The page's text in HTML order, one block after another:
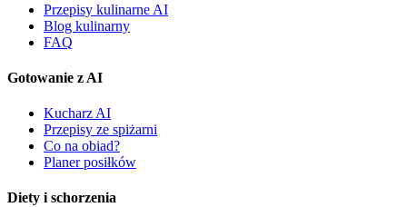
Przepisy kulinarne AI
Blog kulinarny
FAQ
Gotowanie z AI
Kucharz AI
Przepisy ze spiżarni
Co na obiad?
Planer posiłków
Diety i schorzenia